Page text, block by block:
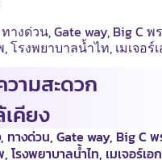
างด่วน, Gate way, Big C พ
โรงพยาบาลน้ำไท, เมเจอร์
ามสะดวก
คียง
ทางด่วน, Gate way, Big C พ
โรงพยาบาลน้ำไท, เมเจอร์เอ